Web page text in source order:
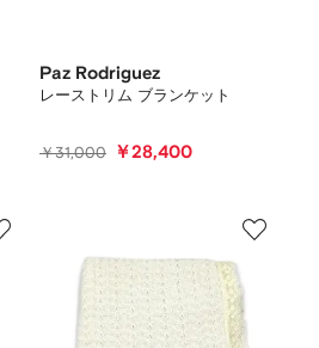
Paz Rodriguez
レーストリム ブランケット
￥31,000 ￥28,400